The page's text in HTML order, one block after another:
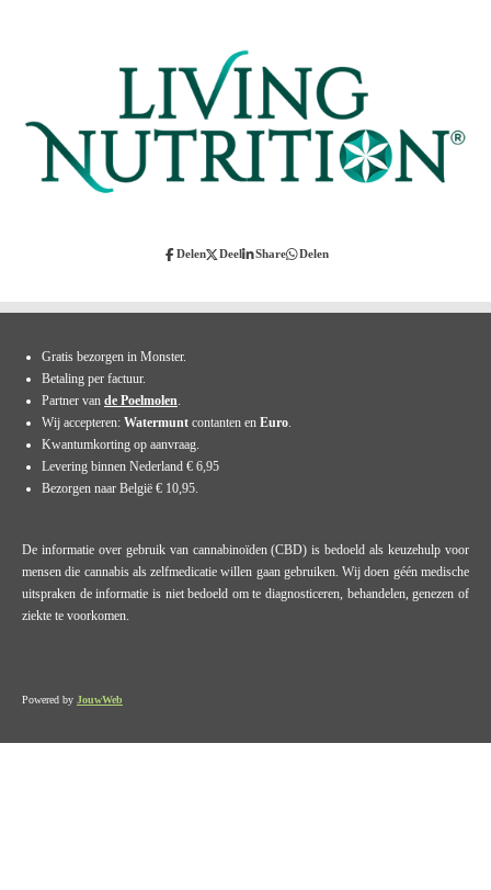
Delen Deel Share Delen
Gratis bezorgen in Monster.
Betaling per factuur.
Partner van de Poelmolen.
Wij accepteren: Watermunt contanten en Euro.
Kwantumkorting op aanvraag.
Levering binnen Nederland € 6,95
Bezorgen naar België € 10,95.
De informatie over gebruik van cannabinoïden (CBD) is bedoeld als keuzehulp voor
mensen die cannabis als zelfmedicatie willen gaan gebruiken. Wij doen géén medische
uitspraken de informatie is niet bedoeld om te diagnosticeren, behandelen, genezen of
ziekte te voorkomen.
Powered by JouwWeb